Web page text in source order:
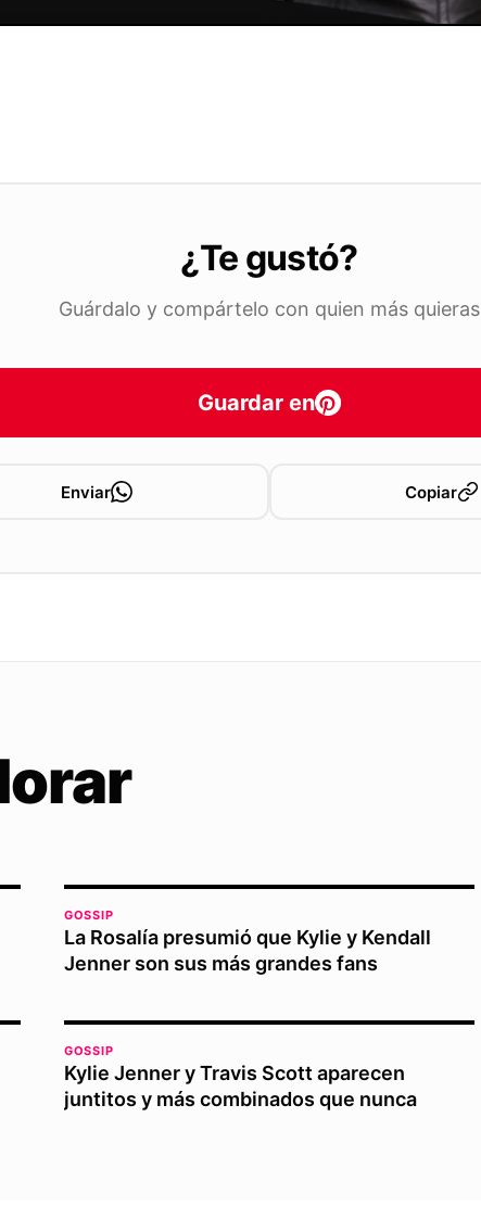
¿Te gustó?
Guárdalo y compártelo con quien más quieras
Guardar en
Enviar Copiar
GOSSIP
La Rosalía presumió que Kylie y Kendall
Jenner son sus más grandes fans
GOSSIP
Kylie Jenner y Travis Scott aparecen
juntitos y más combinados que nunca